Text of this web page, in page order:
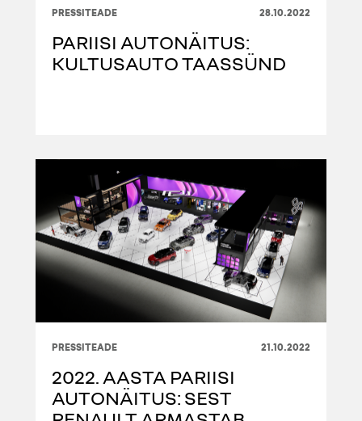
PRESSITEADE 28.10.2022
PARIISI AUTONÄITUS:
KULTUSAUTO TAASSÜND
PRESSITEADE 21.10.2022
2022. AASTA PARIISI
AUTONÄITUS: SEST